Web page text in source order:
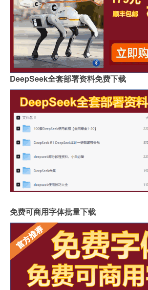
DeepSeek全套部署资料免费下载
免费可商用字体批量下载